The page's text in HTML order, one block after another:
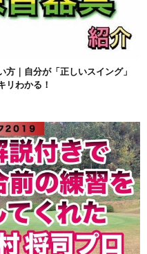
｜自分が「正しいスイング」
リわかる！